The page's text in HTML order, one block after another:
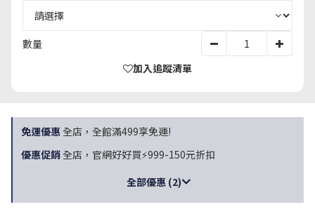
數量
加入追蹤清單
免運優惠全店，全館滿499享免運!
優惠促銷全店，官網好好買⚡999-150元折扣
全部優惠 (2)